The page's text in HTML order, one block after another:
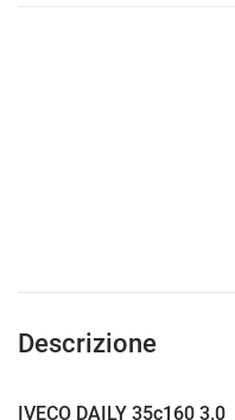
Descrizione
IVECO DAILY 35c160 3.0
Cookie analitici
Cookie di marketing